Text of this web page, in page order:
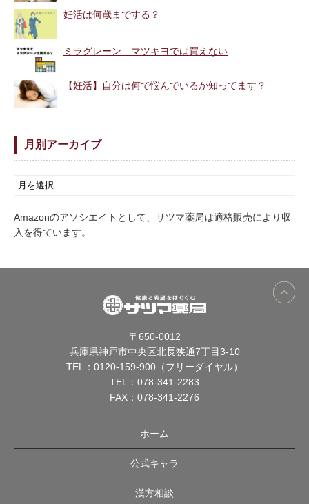
妊活は何歳までする？
ミラグレーン マツキヨでは買えない
【妊活】自分は何で悩んでいるか知ってます？
月別アーカイブ
Amazonのアソシエイトとして、サツマ薬局は適格販売により収
入を得ています。
〒650-0012
兵庫県神戸市中央区北長狭通7丁目3-10
TEL： 0120-159-900（フリーダイヤル）
TEL： 078-341-2283
FAX：078-341-2276
ホーム
公式キャラ
漢方相談